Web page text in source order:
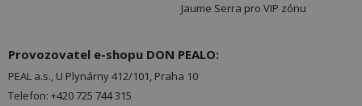
Jaume Serra pro VIP zónu
Provozovatel e-shopu DON PEALO:
PEAL a.s., U Plynárny 412/101, Praha 10
Telefon: +420 725 744 315